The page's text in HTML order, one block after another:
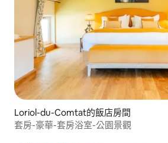
Loriol-du-Comtat的飯店房間
套房-豪華-套房浴室-公園景觀